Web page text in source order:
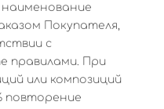
наименование
Покупателя,
с
правилами. При
или композиций
повторение